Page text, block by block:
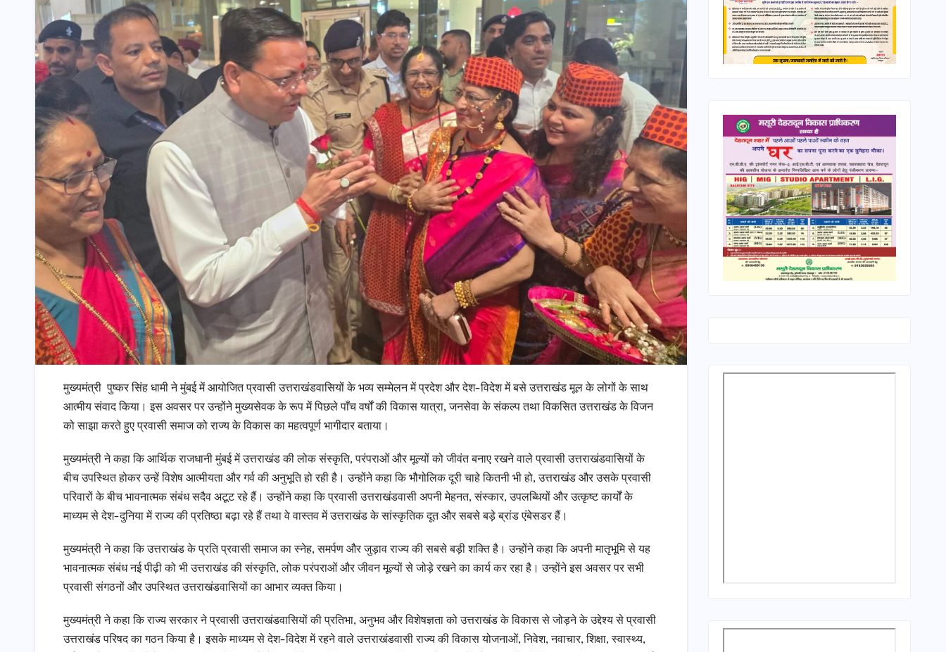
मुख्यमंत्री पुष्कर सिंह धामी ने मुंबई में आयोजित प्रवासी उत्तराखंडवासियों के भव्य सम्मेलन में प्रदेश और देश-विदेश में बसे उत्तराखंड मूल के लोगों के साथ
आत्मीय संवाद किया। इस अवसर पर उन्होंने मुख्यसेवक के रूप में पिछले पाँच वर्षों की विकास यात्रा, जनसेवा के संकल्प तथा विकसित उत्तराखंड के विजन
को साझा करते हुए प्रवासी समाज को राज्य के विकास का महत्वपूर्ण भागीदार बताया।
मुख्यमंत्री ने कहा कि आर्थिक राजधानी मुंबई में उत्तराखंड की लोक संस्कृति, परंपराओं और मूल्यों को जीवंत बनाए रखने वाले प्रवासी उत्तराखंडवासियों के
बीच उपस्थित होकर उन्हें विशेष आत्मीयता और गर्व की अनुभूति हो रही है। उन्होंने कहा कि भौगोलिक दूरी चाहे कितनी भी हो, उत्तराखंड और उसके प्रवासी
परिवारों के बीच भावनात्मक संबंध सदैव अटूट रहे हैं। उन्होंने कहा कि प्रवासी उत्तराखंडवासी अपनी मेहनत, संस्कार, उपलब्धियों और उत्कृष्ट कार्यों के
माध्यम से देश-दुनिया में राज्य की प्रतिष्ठा बढ़ा रहे हैं तथा वे वास्तव में उत्तराखंड के सांस्कृतिक दूत और सबसे बड़े ब्रांड एंबेसडर हैं।
मुख्यमंत्री ने कहा कि उत्तराखंड के प्रति प्रवासी समाज का स्नेह, समर्पण और जुड़ाव राज्य की सबसे बड़ी शक्ति है। उन्होंने कहा कि अपनी मातृभूमि से यह
भावनात्मक संबंध नई पीढ़ी को भी उत्तराखंड की संस्कृति, लोक परंपराओं और जीवन मूल्यों से जोड़े रखने का कार्य कर रहा है। उन्होंने इस अवसर पर सभी
प्रवासी संगठनों और उपस्थित उत्तराखंडवासियों का आभार व्यक्त किया।
मुख्यमंत्री ने कहा कि राज्य सरकार ने प्रवासी उत्तराखंडवासियों की प्रतिभा, अनुभव और विशेषज्ञता को उत्तराखंड के विकास से जोड़ने के उद्देश्य से प्रवासी
उत्तराखंड परिषद का गठन किया है। इसके माध्यम से देश-विदेश में रहने वाले उत्तराखंडवासी राज्य की विकास योजनाओं, निवेश, नवाचार, शिक्षा, स्वास्थ्य,